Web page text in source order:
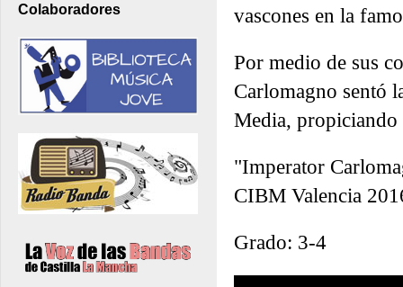
Colaboradores
vascones en la
Por medio de sus
Carlomagno sentó
Media, propiciando
"Imperator
CIBM Valencia
Grado: 3-4